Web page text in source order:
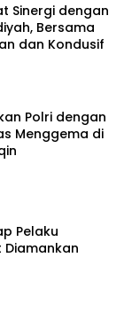
Sinergi dengan
Bersama
dan Kondusif
Polri dengan
Menggema di
Pelaku
Diamankan